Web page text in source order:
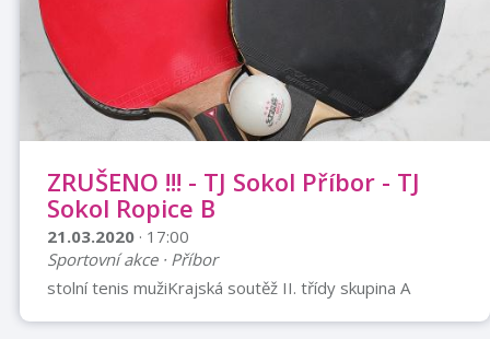
ZRUŠENO !!! - TJ Sokol Příbor - TJ
Sokol Ropice B
21.03.2020 · 17:00
Sportovní akce · Příbor
stolní tenis mužiKrajská soutěž II. třídy skupina A